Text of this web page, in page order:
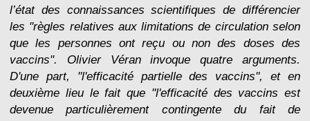
l’état des connaissances scientifiques de différencier
les "règles relatives aux limitations de circulation selon
que les personnes ont reçu ou non des doses des
vaccins". Olivier Véran invoque quatre arguments.
D'une part, "l'efficacité partielle des vaccins", et en
deuxième lieu le fait que "l'efficacité des vaccins est
devenue particulièrement contingente du fait de